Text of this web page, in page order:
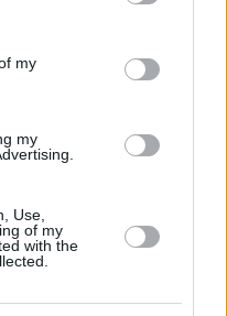
its third-party tags to
in below Google
my
my
Use,
of my
with the
στα συντρίμμια
βίντεο